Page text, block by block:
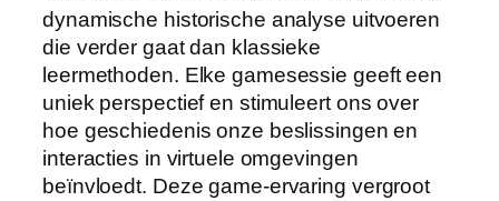
dynamische historische analyse uitvoeren
die verder gaat dan klassieke
leermethoden. Elke gamesessie geeft een
uniek perspectief en stimuleert ons over
hoe geschiedenis onze beslissingen en
interacties in virtuele omgevingen
beïnvloedt. Deze game-ervaring vergroot